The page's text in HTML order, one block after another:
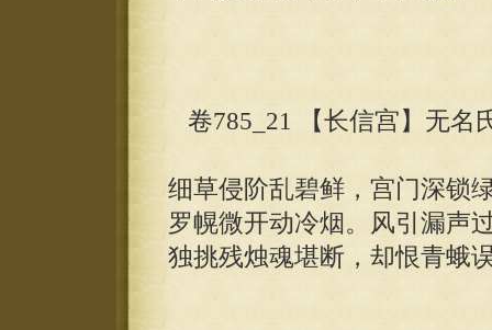
卷785_21 【长信宫】无名
细草侵阶乱碧鲜，宫门深锁
罗幌微开动冷烟。风引漏声
独挑残烛魂堪断，却恨青蛾